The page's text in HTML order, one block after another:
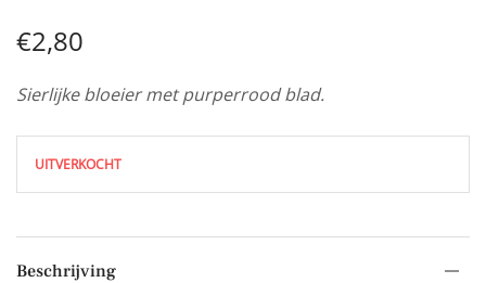
€2,80
Sierlijke bloeier met purperrood blad.
UITVERKOCHT
Beschrijving